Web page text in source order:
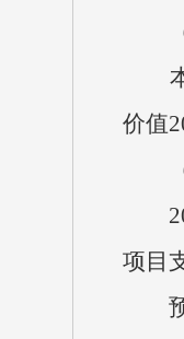
本
价值
项目
预